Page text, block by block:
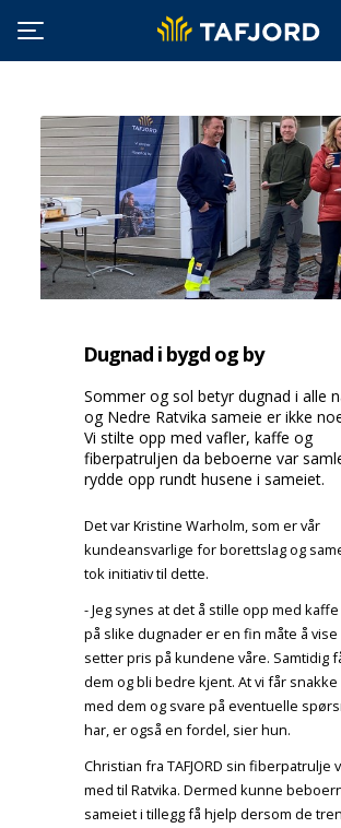
Dugnad i bygd og by
Sommer og sol betyr dugnad i alle
og Nedre Ratvika sameie er ikke
Vi stilte opp med vafler, kaffe og
fiberpatruljen da beboerne var
rydde opp rundt husene i sameiet.
Det var Kristine Warholm, som er vår
kundeansvarlige for borettslag og
tok initiativ til dette.
- Jeg synes at det å stille opp med
på slike dugnader er en fin måte å vise
setter pris på kundene våre. Samtidig
dem og bli bedre kjent. At vi får
med dem og svare på eventuelle
har, er også en fordel, sier hun.
Christian fra TAFJORD sin fiberpatrulje
med til Ratvika. Dermed kunne
sameiet i tillegg få hjelp dersom de